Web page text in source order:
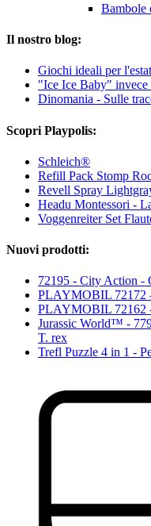
Bambole
Il nostro blog:
Giochi ideali per
"Ice Ice Baby"
Dinomania - Sulle
Scopri Playpolis:
Schleich®
Refill Pack Stomp
Revell Spray
Headu Montessori -
Voggenreiter Set
Nuovi prodotti:
72195 - City Action -
PLAYMOBIL 72172
PLAYMOBIL 72162
Jurassic World™ -
T. rex
Trefl Puzzle 4 in 1 -